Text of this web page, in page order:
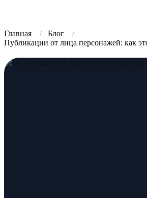
Главная
Блог
Публикации от лица персонажей: как